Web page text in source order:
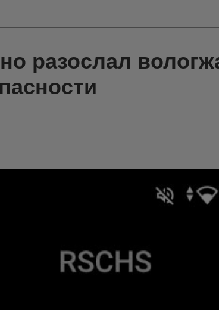
разослал